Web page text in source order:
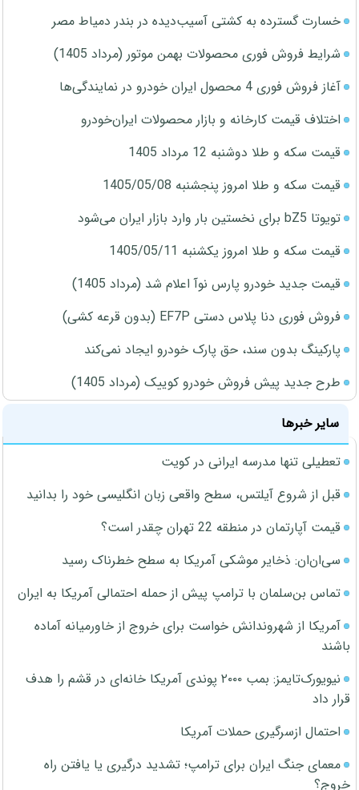
خسارت گسترده به کشتی آسیب‌دیده در بندر دمیاط مصر
شرایط فروش فوری محصولات بهمن موتور (مرداد 1405)
آغاز فروش فوری 4 محصول ایران خودرو در نمایندگی‌ها
اختلاف قیمت کارخانه و بازار محصولات ایران‌خودرو
قیمت سکه و طلا دوشنبه 12 مرداد 1405
قیمت سکه و طلا امروز پنجشنبه 1405/05/08
تویوتا bZ5 برای نخستین بار وارد بازار ایران می‌شود
قیمت سکه و طلا امروز یکشنبه 1405/05/11
قیمت جدید خودرو پارس نوآ اعلام شد (مرداد 1405)
فروش فوری دنا پلاس دستی EF7P (بدون قرعه کشی)
پارکینگ بدون سند، حق پارک خودرو ایجاد نمی‌کند
طرح جدید پیش فروش خودرو کوییک (مرداد 1405)
سایر خبرها
تعطیلی تنها مدرسه ایرانی در کویت
قبل از شروع آیلتس، سطح واقعی زبان انگلیسی خود را بدانید
قیمت آپارتمان در منطقه 22 تهران چقدر است؟
سی‌ان‌ان: ذخایر موشکی آمریکا به سطح خطرناک رسید
تماس بن‌سلمان با ترامپ پیش از حمله احتمالی آمریکا به ایران
آمریکا از شهروندانش خواست برای خروج از خاورمیانه آماده
باشند
نیویورک‌تایمز: بمب ۲۰۰۰ پوندی آمریکا خانه‌ای در قشم را هدف
قرار داد
احتمال ازسرگیری حملات آمریکا
معمای جنگ ایران برای ترامپ؛ تشدید درگیری یا یافتن راه
خروج؟